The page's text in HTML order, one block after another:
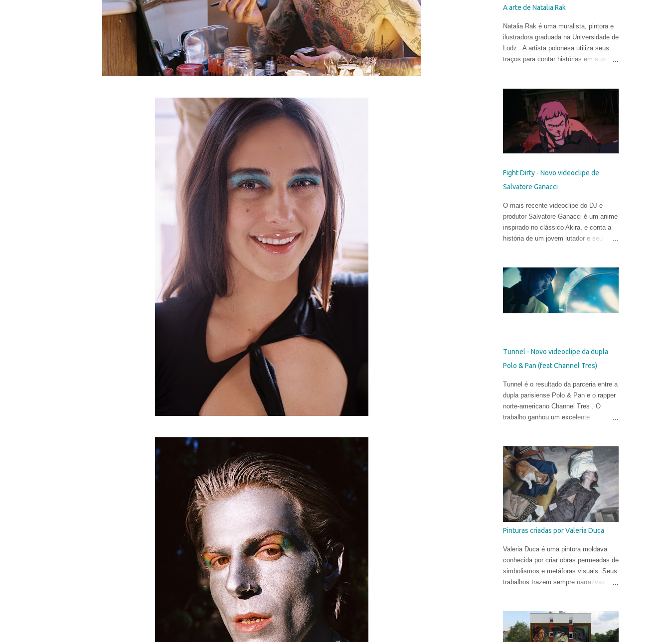
A arte de Natalia Rak
Natalia Rak é uma muralista, pintora e
ilustradora graduada na Universidade de
Lodz . A artista polonesa utiliza seus
traços para contar histórias em suas
Fight Dirty - Novo videoclipe de
Salvatore Ganacci
O mais recente videoclipe do DJ e
produtor Salvatore Ganacci é um anime
inspirado no clássico Akira, e conta a
história de um jovem lutador e seu
recente contratado da produtora
Business Club Royale, ao lado de Will
Goodfellow & Greg Sharp e produzido
pelas equipes dos estúdios Goono &
Trub Animation.
Tunnel - Novo videoclipe da dupla
Polo & Pan (feat Channel Tres)
Tunnel é o resultado da parceria entre a
dupla parisiense Polo & Pan e o rapper
norte-americano Channel Tres . O
trabalho ganhou um excelente
produzido pela equipe da Téléphone
Maison Films.
Pinturas criadas por Valeria Duca
Valeria Duca é uma pintora moldava
conhecida por criar obras permeadas de
simbolismos e metáforas visuais. Seus
trabalhos trazem sempre narrativas que
começou a sua carreira muito cedo.
Sua primeira exposição aconteceu em
sua cidade natal, Chisinau, quando ela